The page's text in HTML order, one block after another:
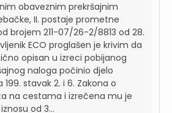
obaveznim prekršajnim
II. postaje prometne
brojem 211-07/26-2/8813 od 28.
ECO proglašen je krivim da
opisan u izreci pobijanog
naloga počinio djelo
stavak 2. i 6. Zakona o
na cestama i izrečena mu je
od 3...